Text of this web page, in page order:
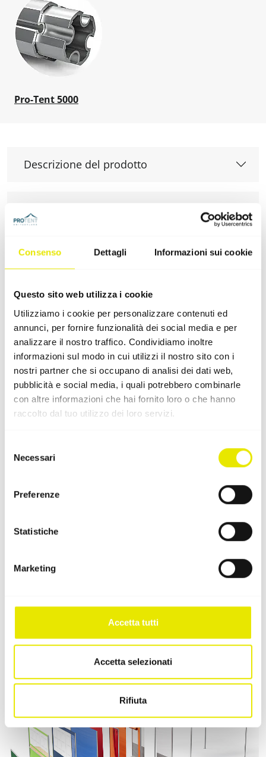
Consenso Dettagli Informazioni sui cookie
Questo sito web utilizza i cookie
Utilizziamo i cookie per personalizzare contenuti ed
annunci, per fornire funzionalità dei social media e per
analizzare il nostro traffico. Condividiamo inoltre
informazioni sul modo in cui utilizzi il nostro sito con i
nostri partner che si occupano di analisi dei dati web,
pubblicità e social media, i quali potrebbero combinarle
con altre informazioni che hai fornito loro o che hanno
raccolto dal tuo utilizzo dei loro servizi.
delNecessari
Preferenze
Statistiche
Marketing
Accetta tutti
Accetta selezionati
Rifiuta
Pro-Tent 5000
Descrizione del prodotto
Supporti aggiuntivi
Aree di applicazione frequenti
Complementi adatti a questo
accessorio